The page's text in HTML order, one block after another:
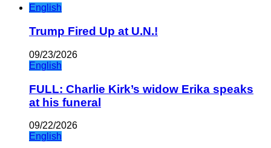
English
Trump Fired Up at U.N.!
09/23/2026
English
FULL: Charlie Kirk’s widow Erika speaks
at his funeral
09/22/2026
English